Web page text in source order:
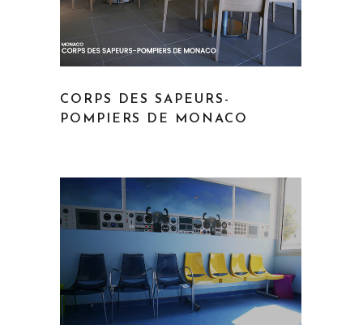
CORPS DES SAPEURS-
POMPIERS DE MONACO